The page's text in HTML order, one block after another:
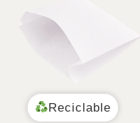
Reciclable